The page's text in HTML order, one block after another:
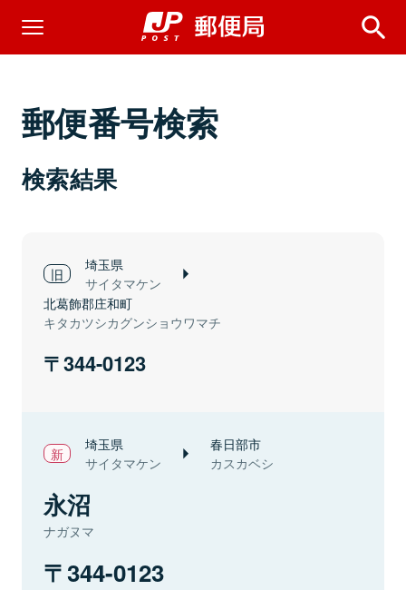
郵便番号検索
検索結果
埼玉県
サイタマケン
北葛飾郡庄和町
キタカツシカグンショウワマチ
344-0123
埼玉県
サイタマケン
春日部市
カスカベシ
永沼
ナガヌマ
344-0123